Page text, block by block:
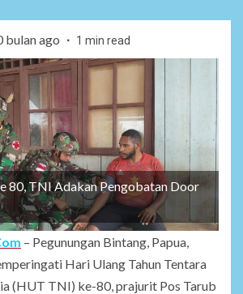
bulan ago 1 min read
80, TNI Adakan Pengobatan Door
– Pegunungan Bintang, Papua,
Hari Ulang Tahun Tentara
(HUT TNI) ke-80, prajurit Pos Tarub